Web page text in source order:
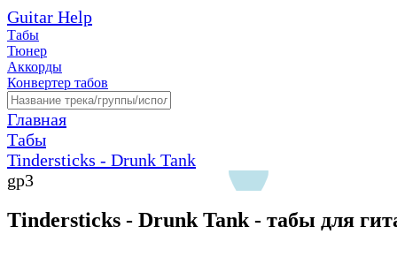
Guitar Help
Табы
Тюнер
Аккорды
Конвертер табов
Главная
Табы
Tindersticks - Drunk Tank
gp3
Tindersticks - Drunk Tank - табы для